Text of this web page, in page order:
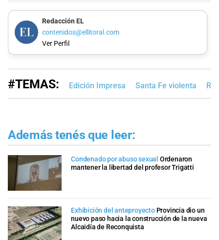
Redacción EL
contenidos@ellitoral.com
Ver Perfil
#TEMAS: Edición Impresa Santa Fe violenta
Además tenés que leer:
Condenado por abuso sexual Ordenaron
mantener la libertad del profesor Trigatti
Exhibición del anteproyecto Provincia dio un
nuevo paso hacia la construcción de la nueva
Alcaidía de Reconquista